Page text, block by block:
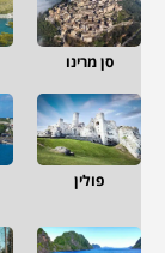
סן מרינו
פולין